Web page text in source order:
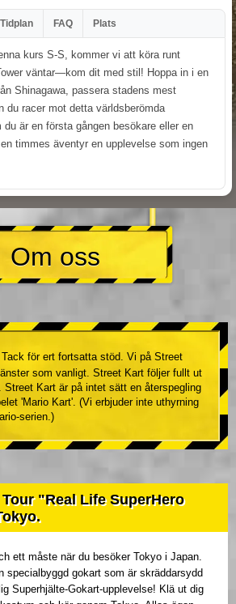
Tidplan FAQ Plats
kurs S-S, kommer vi att köra runt
väntar—kom dit med stil! Hoppa in i en
Shinagawa, passera stadens mest
du racer mot detta världsberömda
är en första gången besökare eller en
timmes äventyr en upplevelse som ingen
Om oss
Tack för ert fortsatta stöd. Vi på Street
som vanligt. Street Kart följer fullt ut
Street Kart är på intet sätt en återspegling
'Mario Kart'. (Vi erbjuder inte uthyrning
serien.)
"Real Life SuperHero
ett måste när du besöker Tokyo i Japan.
specialbyggd gokart som är skräddarsydd
Superhjälte-Gokart-upplevelse! Klä ut dig